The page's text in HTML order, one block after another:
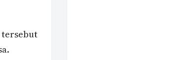
tersebut